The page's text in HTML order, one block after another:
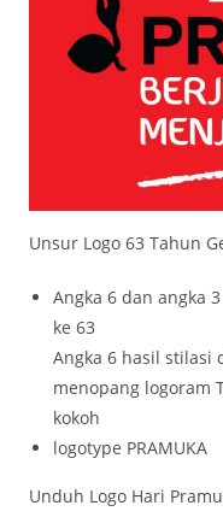
Unsur Logo 63 Tahun
Angka 6 dan angka
ke 63
Angka 6 hasil stilasi
menopang logoram
kokoh
logotype PRAMUKA
Unduh Logo Hari